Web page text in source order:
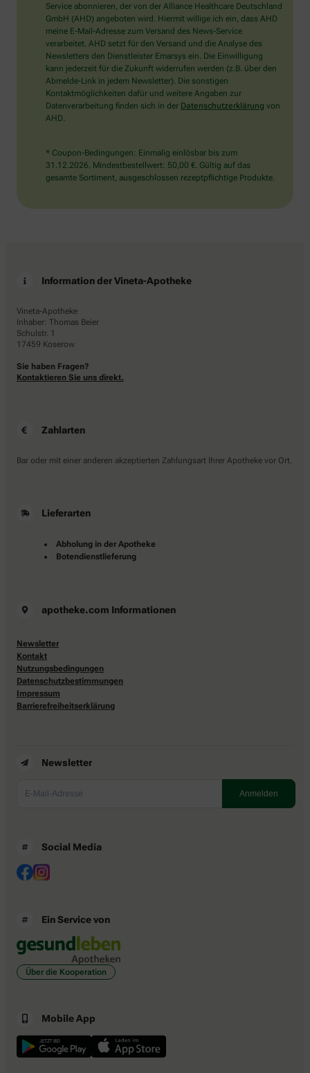
Dann
wählen
Sie
bitte
den
Stern.
Service abonnieren, der von der Alliance Healthcare Deutschland
GmbH (AHD) angeboten wird. Hiermit willige ich ein, dass AHD
meine E-Mail-Adresse zum Versand des News-Service
verarbeitet. AHD setzt für den Versand und die Analyse des
Newsletters den Dienstleister Emarsys ein. Die Einwilligung
kann jederzeit für die Zukunft widerrufen werden (z.B. über den
Abmelde-Link in jedem Newsletter). Die sonstigen
Kontaktmöglichkeiten dafür und weitere Angaben zur
Datenverarbeitung finden sich in der Datenschutzerklärung von
AHD.
* Coupon-Bedingungen: Einmalig einlösbar bis zum
31.12.2026. Mindestbestellwert: 50,00 €. Gültig auf das
gesamte Sortiment, ausgeschlossen rezeptpflichtige Produkte.
Information der Vineta-Apotheke
Vineta-Apotheke
Inhaber: Thomas Beier
Schulstr. 1
17459 Koserow
Sie haben Fragen?
Kontaktieren Sie uns direkt.
Zahlarten
Bar oder mit einer anderen akzeptierten Zahlungsart Ihrer Apotheke vor Ort.
Lieferarten
Abholung in der Apotheke
Botendienstlieferung
apotheke.com Informationen
Newsletter
Kontakt
Nutzungsbedingungen
Datenschutzbestimmungen
Impressum
Barrierefreiheitserklärung
Newsletter
Social Media
Ein Service von
Über die Kooperation
Mobile App